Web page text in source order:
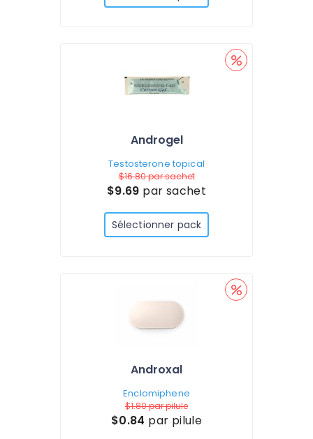
Androgel
Testosterone topical
$16.80par sachet
$9.69 par sachet
Sélectionner pack
Androxal
Enclomiphene
$1.80par pilule
$0.84 par pilule